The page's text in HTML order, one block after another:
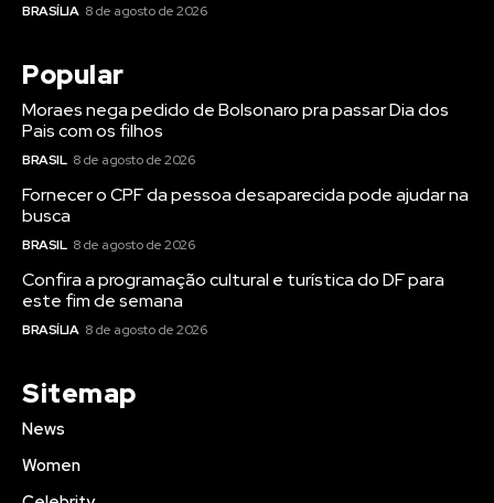
BRASÍLIA 8 de agosto de 2026
Popular
Moraes nega pedido de Bolsonaro pra passar Dia dos
Pais com os filhos
BRASIL 8 de agosto de 2026
Fornecer o CPF da pessoa desaparecida pode ajudar na
busca
BRASIL 8 de agosto de 2026
Confira a programação cultural e turística do DF para
este fim de semana
BRASÍLIA 8 de agosto de 2026
Sitemap
News
Women